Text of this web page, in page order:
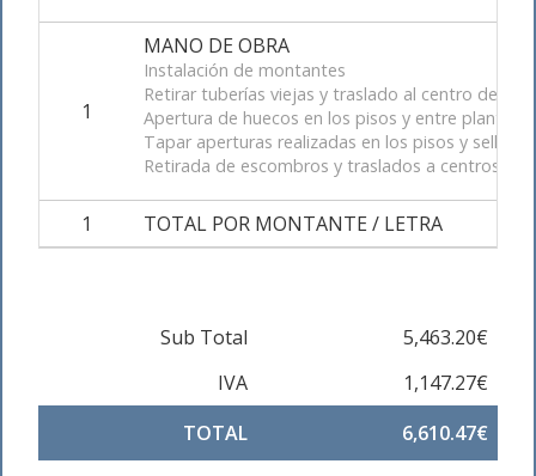
1
MANO DE OBRA
Instalación de montantes
Retirar tuberías viejas y traslado al centro de
Apertura de huecos en los pisos y entre plantas
Tapar aperturas realizadas en los pisos y
Retirada de escombros y traslados a centros de
1 TOTAL POR MONTANTE / LETRA
Sub Total
5,463.20€
IVA
1,147.27€
TOTAL
6,610.47€